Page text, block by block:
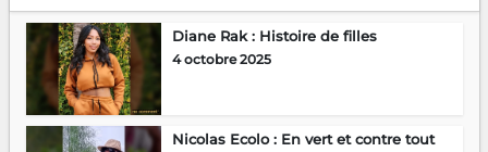
Diane Rak : Histoire de filles
4 octobre 2025
Nicolas Ecolo : En vert et contre tout